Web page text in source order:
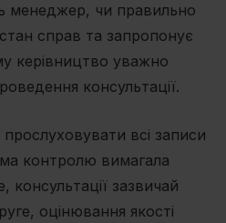
менеджер, чи правильно
справ та запропонує
керівництво уважно
консультації.
всі записи
контролю вимагала
зазвичай
оцінювання якості